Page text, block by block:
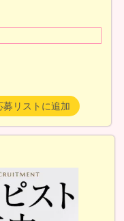
募リストに追加